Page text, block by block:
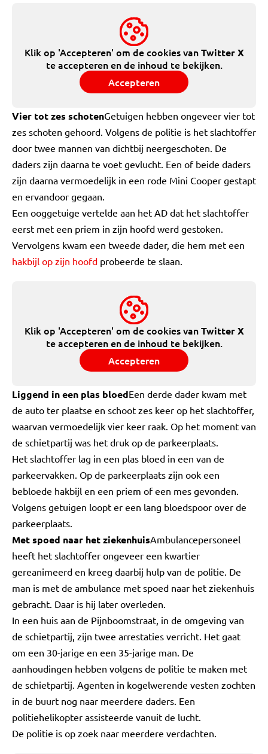
Klik op 'Accepteren' om de cookies vanTwitter X
te accepteren en de inhoud te bekijken.
Accepteren
Vier tot zes schotenGetuigen hebben ongeveer vier tot
zes schoten gehoord. Volgens de politie is het slachtoffer
door twee mannen van dichtbij neergeschoten. De
daders zijn daarna te voet gevlucht. Een of beide daders
zijn daarna vermoedelijk in een rode Mini Cooper gestapt
en ervandoor gegaan.
Een ooggetuige vertelde aan het AD dat het slachtoffer
eerst met een priem in zijn hoofd werd gestoken.
Vervolgens kwam een tweede dader, die hem met een
hakbijl op zijn hoofd probeerde te slaan.
Klik op 'Accepteren' om de cookies vanTwitter X
te accepteren en de inhoud te bekijken.
Accepteren
Liggend in een plas bloedEen derde dader kwam met
de auto ter plaatse en schoot zes keer op het slachtoffer,
waarvan vermoedelijk vier keer raak. Op het moment van
de schietpartij was het druk op de parkeerplaats.
Het slachtoffer lag in een plas bloed in een van de
parkeervakken. Op de parkeerplaats zijn ook een
bebloede hakbijl en een priem of een mes gevonden.
Volgens getuigen loopt er een lang bloedspoor over de
parkeerplaats.
Met spoed naar het ziekenhuisAmbulancepersoneel
heeft het slachtoffer ongeveer een kwartier
gereanimeerd en kreeg daarbij hulp van de politie. De
man is met de ambulance met spoed naar het ziekenhuis
gebracht. Daar is hij later overleden.
In een huis aan de Pijnboomstraat, in de omgeving van
de schietpartij, zijn twee arrestaties verricht. Het gaat
om een 30-jarige en een 35-jarige man. De
aanhoudingen hebben volgens de politie te maken met
de schietpartij. Agenten in kogelwerende vesten zochten
in de buurt nog naar meerdere daders. Een
politiehelikopter assisteerde vanuit de lucht.
De politie is op zoek naar meerdere verdachten.